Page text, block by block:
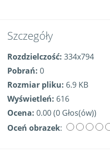
Szczegóły
Rozdzielczość: 334x794
Pobrań: 0
Rozmiar pliku: 6.9 KB
Wyświetleń: 616
Ocena: 0.00 (0 Głos(ów))
Oceń obrazek: